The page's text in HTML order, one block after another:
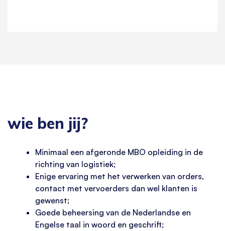
wie ben jij?
Minimaal een afgeronde MBO opleiding in de
richting van logistiek;
Enige ervaring met het verwerken van orders,
contact met vervoerders dan wel klanten is
gewenst;
Goede beheersing van de Nederlandse en
Engelse taal in woord en geschrift;